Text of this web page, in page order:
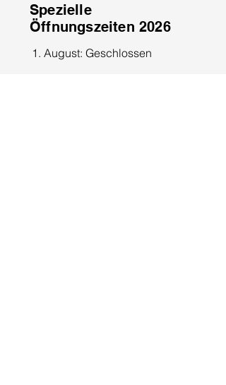
Spezielle
Öffnungszeiten 2026
1. August: Geschlossen